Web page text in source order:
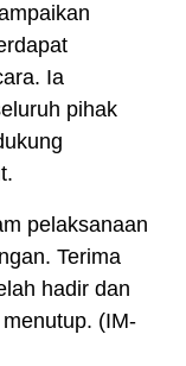
Ia
pihak
pelaksanaan
Terima
hadir dan
(IM-